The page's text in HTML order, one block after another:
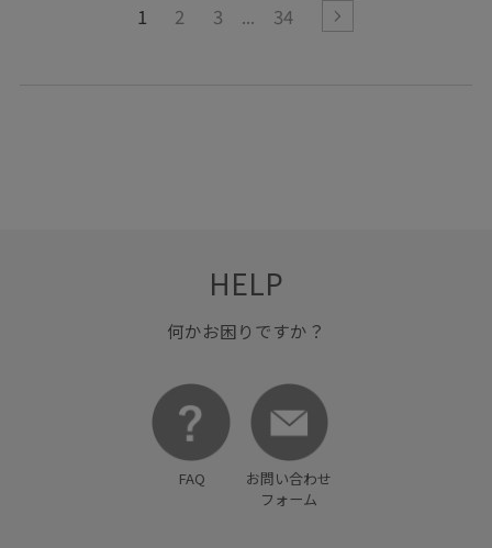
1 2 3 34
HELP
何かお困りですか？
FAQ
お問い合わせ
フォーム